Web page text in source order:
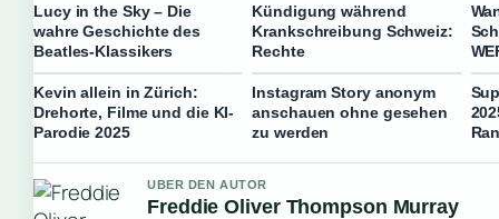
Lucy in the Sky – Die
wahre Geschichte des
Beatles-Klassikers
Kündigung während
Krankschreibung Schweiz:
Rechte
Kevin allein in Zürich:
Drehorte, Filme und die KI-
Parodie 2025
Instagram Story anonym
anschauen ohne gesehen
zu werden
UBER DEN AUTOR
Freddie Oliver Thompson Murray